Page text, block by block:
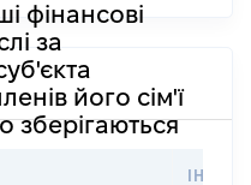
фінансові
за
його сім'ї
зберігаються